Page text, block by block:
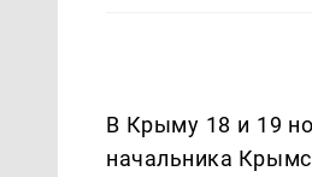
В Крыму 18 и 19
начальника